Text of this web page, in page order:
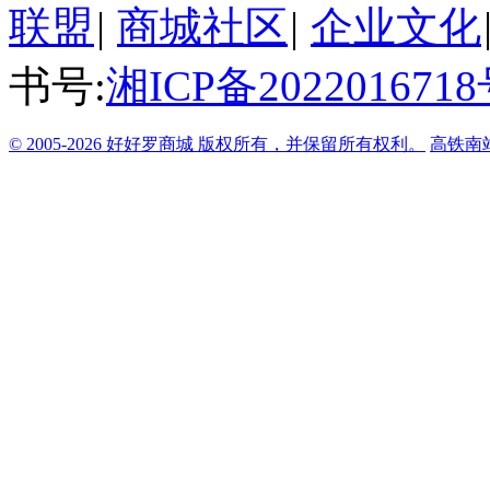
联盟 | 商城社区| 企业文化
书号:湘ICP备2022016718
© 2005-2026 好好罗商城 版权所有，并保留所有权利。 高铁南